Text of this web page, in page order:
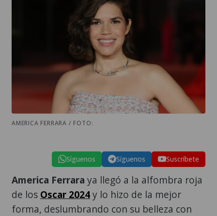
AMERICA FERRARA / FOTO:
Síguenos Síguenos Suscríbete
America Ferrara ya llegó a la alfombra roja
de los Oscar 2024y lo hizo de la mejor
forma, deslumbrando con su belleza con